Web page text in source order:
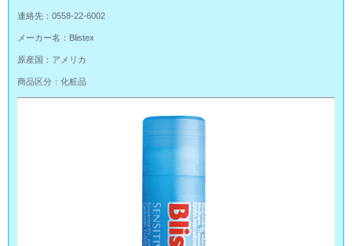
連絡先：0558-22-6002
メーカー名：Blistex
原産国：アメリカ
商品区分：化粧品